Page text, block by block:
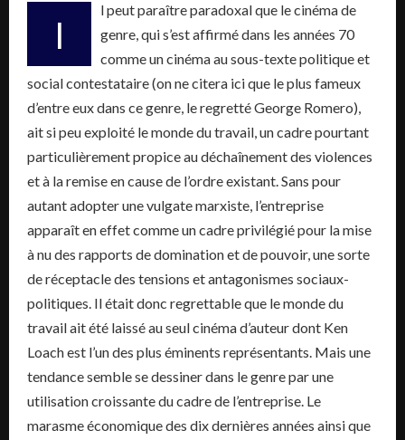
I
l peut paraître paradoxal que le cinéma de
genre, qui s’est affirmé dans les années 70
comme un cinéma au sous-texte politique et
social contestataire (on ne citera ici que le plus fameux
d’entre eux dans ce genre, le regretté George Romero),
ait si peu exploité le monde du travail, un cadre pourtant
particulièrement propice au déchaînement des violences
et à la remise en cause de l’ordre existant. Sans pour
autant adopter une vulgate marxiste, l’entreprise
apparaît en effet comme un cadre privilégié pour la mise
à nu des rapports de domination et de pouvoir, une sorte
de réceptacle des tensions et antagonismes sociaux-
politiques. Il était donc regrettable que le monde du
travail ait été laissé au seul cinéma d’auteur dont Ken
Loach est l’un des plus éminents représentants. Mais une
tendance semble se dessiner dans le genre par une
utilisation croissante du cadre de l’entreprise. Le
marasme économique des dix dernières années ainsi que